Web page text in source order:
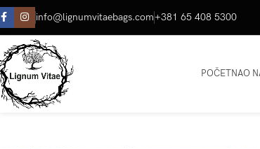
info@lignumvitaebags.com+381 65 408 5300
POČETNAO